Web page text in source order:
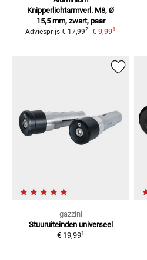
Knipperlichtarmverl. M8, Ø
15,5 mm, zwart, paar
Adviesprijs € 17,992 € 9,991
gazzini
Stuuruiteinden universeel
€ 19,991